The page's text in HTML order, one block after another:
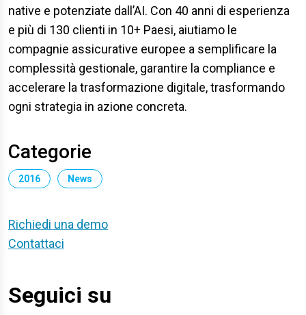
native e potenziate dall’AI. Con 40 anni di esperienza
e più di 130 clienti in 10+ Paesi, aiutiamo le
compagnie assicurative europee a semplificare la
complessità gestionale, garantire la compliance e
accelerare la trasformazione digitale, trasformando
ogni strategia in azione concreta.
Categorie
2016 News
Richiedi una demo
Contattaci
Seguici su